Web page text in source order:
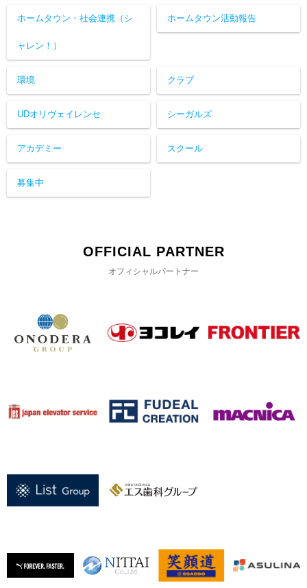
ホームタウン・社会連携（シ
ャレン！）
ホームタウン活動報告
環境 クラブ
UDオリヴェイレンセ シーガルズ
アカデミー スクール
募集中
OFFICIAL PARTNER
オフィシャルパートナー